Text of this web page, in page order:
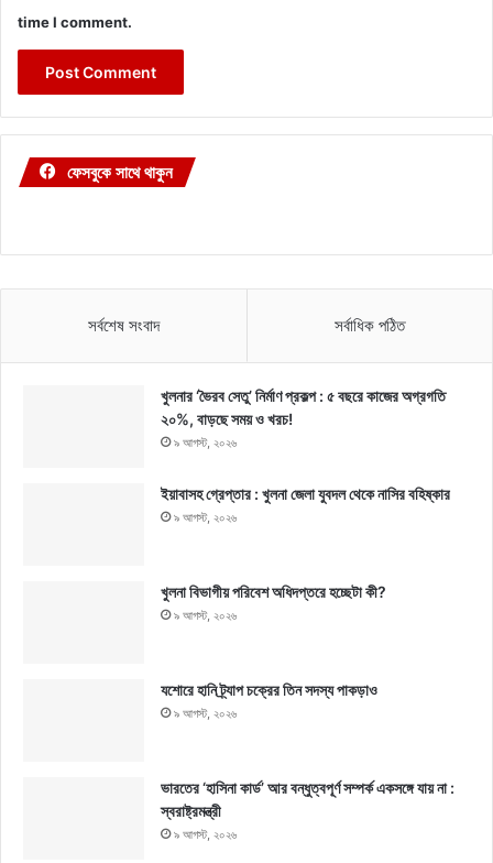
time I comment.
ফেসবুকে সাথে থাকুন
সর্বশেষ সংবাদ সর্বাধিক পঠিত
খুলনার ‘ভৈরব সেতু’ নির্মাণ প্রকল্প : ৫ বছরে কাজের অগ্রগতি
২০%, বাড়ছে সময় ও খরচ!
৯ আগস্ট, ২০২৬
ইয়াবাসহ গ্রেপ্তার : খুলনা জেলা যুবদল থেকে নাসির বহিষ্কার
৯ আগস্ট, ২০২৬
খুলনা বিভাগীয় পরিবেশ অধিদপ্তরে হচ্ছেটা কী?
৯ আগস্ট, ২০২৬
যশোরে হানি ট্র্যাপ চক্রের তিন সদস্য পাকড়াও
৯ আগস্ট, ২০২৬
ভারতের ‘হাসিনা কার্ড’ আর বন্ধুত্বপূর্ণ সম্পর্ক একসঙ্গে যায় না :
স্বরাষ্ট্রমন্ত্রী
৯ আগস্ট, ২০২৬